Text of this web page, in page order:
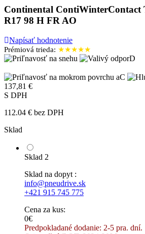
Continental ContiWinterContact
R17 98 H FR AO
Napísať hodnotenie
Prémiová trieda: ★★★★★
D
C
137,81 €
S DPH
112.04 € bez DPH
Sklad
Sklad 2
Sklad na dopyt :
info@pneudrive.sk
+421 915 745 775
Cena za kus:
0€
Predpokladané dodanie: 2-5 pra. dní.